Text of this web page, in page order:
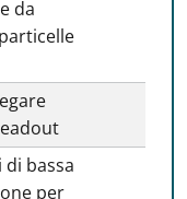
da
bassa
per